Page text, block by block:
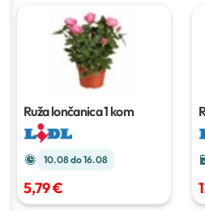
Ruža lončanica1 kom
10.08 do 16.08
5,79 €